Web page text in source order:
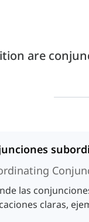
are
las
claras,